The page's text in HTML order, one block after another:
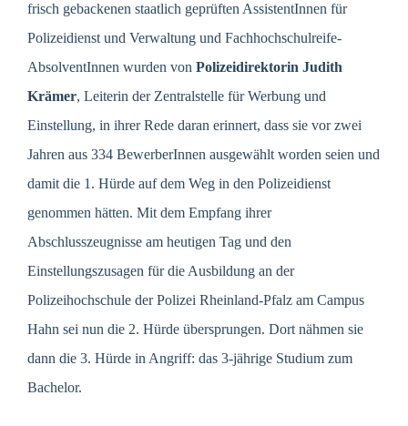
frisch gebackenen staatlich geprüften AssistentInnen für
Polizeidienst und Verwaltung und Fachhochschulreife-
AbsolventInnen wurden von Polizeidirektorin Judith
Krämer, Leiterin der Zentralstelle für Werbung und
Einstellung, in ihrer Rede daran erinnert, dass sie vor zwei
Jahren aus 334 BewerberInnen ausgewählt worden seien und
damit die 1. Hürde auf dem Weg in den Polizeidienst
genommen hätten. Mit dem Empfang ihrer
Abschlusszeugnisse am heutigen Tag und den
Einstellungszusagen für die Ausbildung an der
Polizeihochschule der Polizei Rheinland-Pfalz am Campus
Hahn sei nun die 2. Hürde übersprungen. Dort nähmen sie
dann die 3. Hürde in Angriff: das 3-jährige Studium zum
Bachelor.